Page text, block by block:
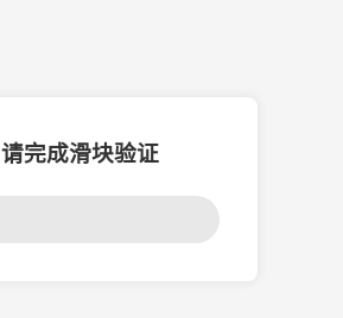
请完成滑块验证